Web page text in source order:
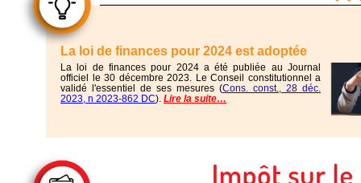
La loi de finances pour 2024 est adoptée
La loi de finances pour 2024 a été publiée au Journal
officiel le 30 décembre 2023. Le Conseil constitutionnel a
validé l'essentiel de ses mesures (Cons. const., 28 déc.
2023, n 2023-862 DC). Lire la suite…